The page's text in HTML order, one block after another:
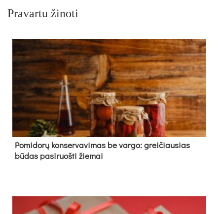
Pravartu žinoti
Pomidorų konservavimas be vargo: greičiausias
būdas pasiruošti žiemai